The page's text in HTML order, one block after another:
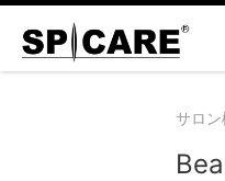
サロン